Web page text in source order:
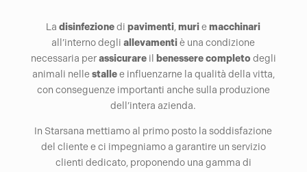
Ladisinfezionedipavimenti,muriemacchinari
all’interno degliallevamentiè una condizione
necessaria perassicurareil benesserecompleto degli
animali nellestallee influenzarne la qualità della vitta,
con conseguenze importanti anche sulla produzione
dell’intera azienda.
In Starsana mettiamo al primo posto la soddisfazione
del cliente e ci impegniamo a garantire un servizio
clienti dedicato, proponendo una gamma di